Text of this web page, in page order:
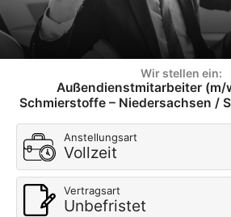
Wir stellen ein:
Außendienstmitarbeiter (m/
Schmierstoffe – Niedersachsen /
Anstellungsart
Vollzeit
Vertragsart
Unbefristet